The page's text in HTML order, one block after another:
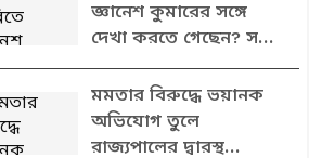
জ্ঞানেশ কুমারের সঙ্গে
দেখা করতে গেছেন? সব
ফাঁস করে যা বললেন
শুভেন্দু
মমতার বিরুদ্ধে ভয়ানক
অভিযোগ তুলে
রাজ্যপালের দ্বারস্থ